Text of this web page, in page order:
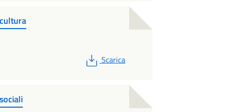
PDF
Scarica